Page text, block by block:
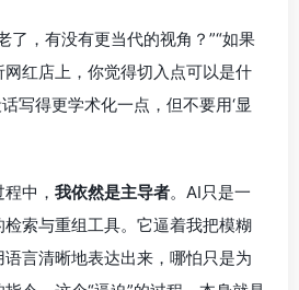
了，有没有更当代的视角？”“如果
红店上，你觉得切入点可以是什
写得更学术化一点，但不要用‘显
中， 我依然是主导者。AI只是一
索与重组工具。它逼着我把模糊
言清晰地表达出来，哪怕只是为